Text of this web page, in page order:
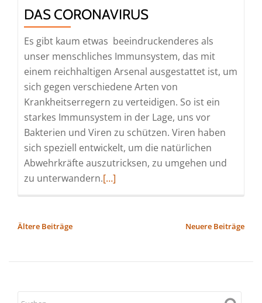
DAS CORONAVIRUS
Es gibt kaum etwas beeindruckenderes als
unser menschliches Immunsystem, das mit
einem reichhaltigen Arsenal ausgestattet ist, um
sich gegen verschiedene Arten von
Krankheitserregern zu verteidigen. So ist ein
starkes Immunsystem in der Lage, uns vor
Bakterien und Viren zu schützen. Viren haben
sich speziell entwickelt, um die natürlichen
Abwehrkräfte auszutricksen, zu umgehen und
zu unterwandern.Read
[…]
BEITRAGSNAVIGATION
Ältere Beiträge Neuere Beiträge